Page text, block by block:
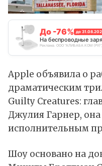
До -76% до
На беспроводные
Реклама. ООО "АЛИБАБА.КОМ (РУ)",
Apple объявила о
драматическим
Guilty Creatures:
Джулия Гарнер,
исполнительным
Шоу основано на